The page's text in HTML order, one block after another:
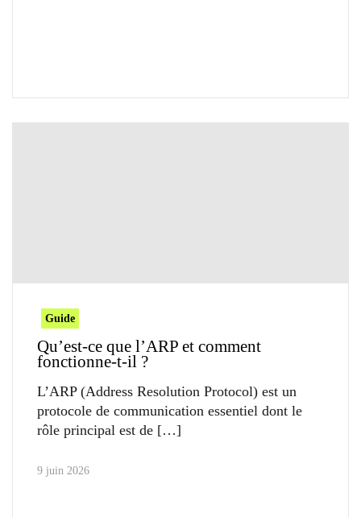
Guide
Qu’est-ce que l’ARP et comment
fonctionne-t-il ?
L’ARP (Address Resolution Protocol) est un
protocole de communication essentiel dont le
rôle principal est de
9 juin 2026